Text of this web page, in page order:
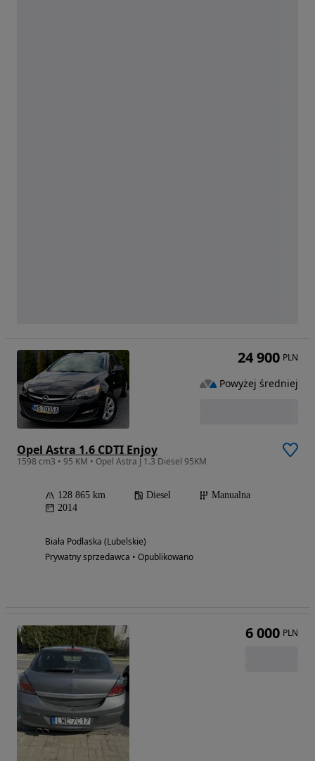
Opel Astra 1.6 CDTI Enjoy
1598 cm3 • 95 KM • Opel Astra J 1.3 Diesel 95KM
128 865 km Diesel
Manualna
2014
Biała Podlaska (Lubelskie)
Prywatny sprzedawca • Opublikowano
24 900 PLN
Powyżej średniej
6 000 PLN